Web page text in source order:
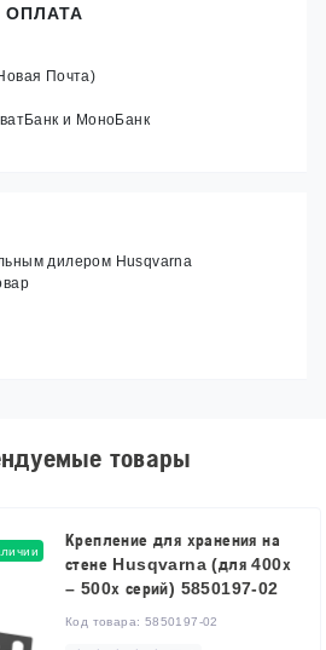
ОПЛАТА
Почта)
и МоноБанк
дилером Husqvarna
товары
Крепление для хранения на
стене Husqvarna (для 400х
– 500х серий) 5850197-02
Код товара: 5850197-02